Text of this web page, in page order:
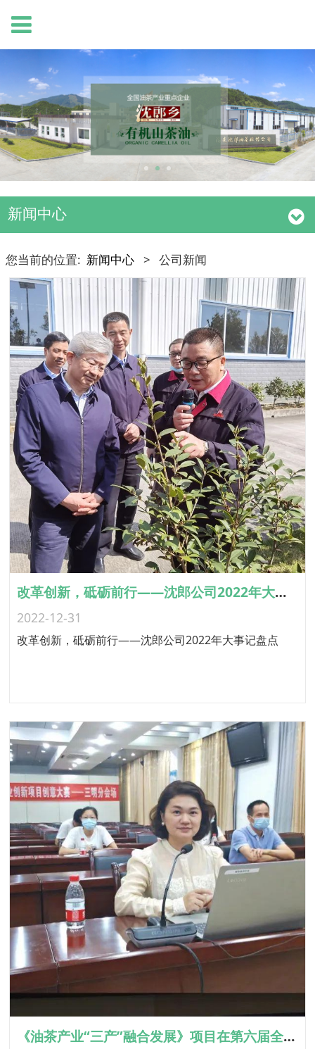
新闻中心
您当前的位置: 新闻中心 > 公司新闻
改革创新，砥砺前行——沈郎公司2022年大事记盘点
2022-12-31
改革创新，砥砺前行——沈郎公司2022年大事记盘点
《油茶产业“三产”融合发展》项目在第六届全国农村创业创新项目创意大赛福建省选拔赛中喜获佳绩